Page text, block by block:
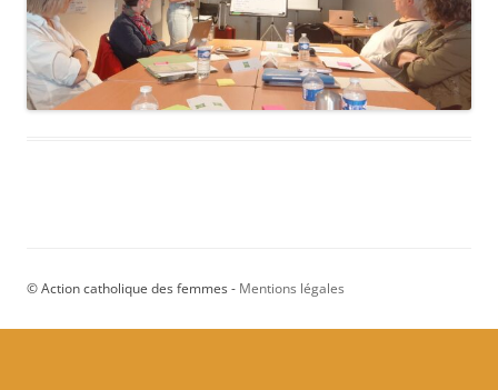
© Action catholique des femmes - Mentions légales